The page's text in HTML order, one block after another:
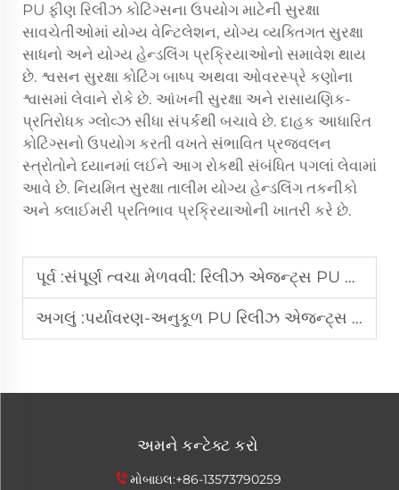
PU ફીણ રિલીઝ કોટિંગ્સના ઉપયોગ માટેની સુરક્ષા
સાવચેતીઓમાં યોગ્ય વેન્ટિલેશન, યોગ્ય વ્યક્તિગત સુરક્ષા
સાધનો અને યોગ્ય હેન્ડલિંગ પ્રક્રિયાઓનો સમાવેશ થાય
છે. શ્વસન સુરક્ષા કોટિંગ બાષ્પ અથવા ઓવરસ્પ્રે કણોના
શ્વાસમાં લેવાને રોકે છે. આંખની સુરક્ષા અને રાસાયણિક-
પ્રતિરોધક ગ્લોવ્ઝ સીધા સંપર્કથી બચાવે છે. દાહક આધારિત
કોટિંગ્સનો ઉપયોગ કરતી વખતે સંભાવિત પ્રજ્વલન
સ્ત્રોતોને ધ્યાનમાં લઈને આગ રોકથી સંબંધિત પગલાં લેવામાં
આવે છે. નિયમિત સુરક્ષા તાલીમ યોગ્ય હેન્ડલિંગ તકનીકો
અને ક્લાઈમરી પ્રતિભાવ પ્રક્રિયાઓની ખાતરી કરે છે.
પૂર્વ :સંપૂર્ણ ત્વચા મેળવવી: રિલીઝ એજન્ટ્સ PU ફોમ સપૉચ ક્વૉલિટી પર કેવી રીતે અસર કરે છે
અગલું :પર્યાવરણ-અનુકૂળ PU રિલીઝ એજન્ટ્સ પરંપરાગત દ્રાવક-આધારિત સામે કેવી રીતે કામ કરે છે?
અમને કન્ટેક્ટ કરો
મોબાઇલ:+86-13573790259